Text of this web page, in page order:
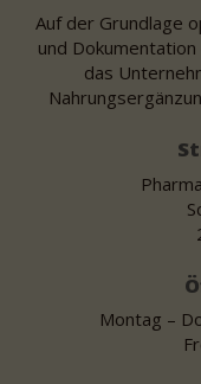
Auf der Grundlage
und
das
Montag –